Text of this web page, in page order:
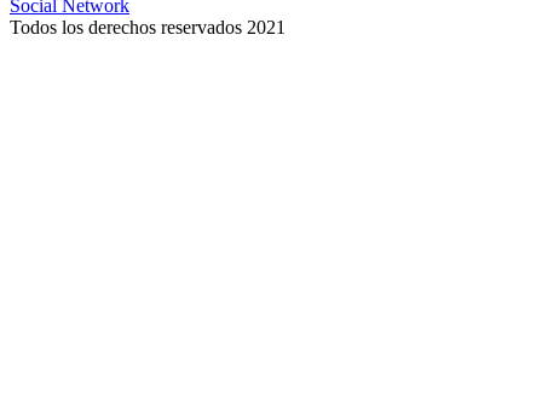
Social Network
Todos los derechos reservados 2021